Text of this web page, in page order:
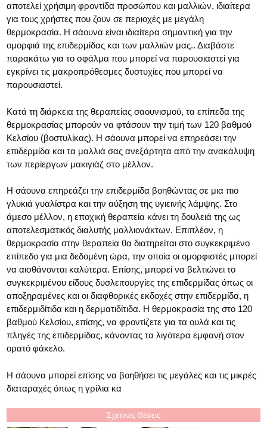
αποτελεί χρήσιμη φροντίδα προσώπου και μαλλιών, ιδιαίτερα
για τους χρήστες που ζουν σε περιοχές με μεγάλη
θερμοκρασία. Η σάουνα είναι ιδιαίτερα σημαντική για την
ομορφιά της επιδερμίδας και των μαλλιών μας.. Διαβάστε
παρακάτω για το σφάλμα που μπορεί να παρουσιαστεί για
εγκρίνει τις μακροπρόθεσμες δυστυχίες που μπορεί να
παρουσιαστεί.
Κατά τη διάρκεια της θεραπείας σαουνισμού, τα επίπεδα της
θερμοκρασίας μπορούν να φτάσουν την τιμή των 120 βαθμού
Κελσίου (βοστυλίκας). Η σάουνα μπορεί να επηρεάσει την
επιδερμίδα και τα μαλλιά σας ανεξάρτητα από την ανακάλυψη
των περίεργων μακιγιάζ στο μέλλον.
Η σάουνα επηρεάζει την επιδερμίδα βοηθώντας σε μια πιο
γλυκιά γυαλίστρα και την αύξηση της υγιεινής λάμψης. Στο
άμεσο μέλλον, η εποχική θεραπεία κάνει τη δουλειά της ως
αποτελεσματικός διαλυτής μαλλιονάκτων. Επιπλέον, η
θερμοκρασία στην θεραπεία θα διατηρείται στο συγκεκριμένο
επίπεδο για μια δεδομένη ώρα, την οποία οι ομορφιστές μπορεί
να αισθάνονται καλύτερα. Επίσης, μπορεί να βελτιώνει το
συγκεκριμένου είδους δυσλειτουργίες της επιδερμίδας όπως οι
αποξηραμένες και οι διαφθορικές εκδοχές στην επιδερμίδα, η
επιδερμιδίτιδα και η δερματιδίτιδα. Η θερμοκρασία της στο 120
βαθμού Κελσίου, επίσης, να φροντίζετε για τα ουλά και τις
πληγές της επιδερμίδας, κάνοντας τα λιγότερα εμφανή στον
ορατό φάκελο.
Η σάουνα μπορεί επίσης να βοηθήσει τις μεγάλες και τις μικρές
διαταραχές όπως η γρίλια κα
Σχετικές Θέσεις